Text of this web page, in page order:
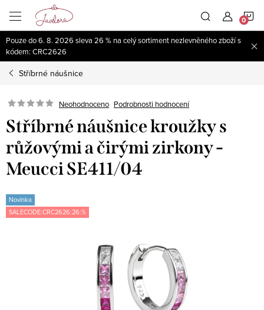
obsah
Pouze do 6. 8. 2026 sleva 26 % na celý sortiment nezlevněného zboží s
kódem: CRC2626
Stříbrné náušnice
Neohodnoceno Podrobnosti hodnocení
Stříbrné náušnice kroužky s
růžovými a čirými zirkony -
Meucci SE411/04
Novinka
SALECODE:CRC2626:26:%